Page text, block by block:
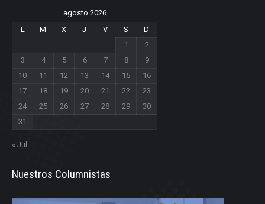
agosto 2026
L
M X J V S
D
1
2
3
4 5 6 7 8
9
10
11 12 13 14 15
16
17
18 19 20 21 22
23
24
25 26 27 28 29
30
31
« Jul
Nuestros Columnistas